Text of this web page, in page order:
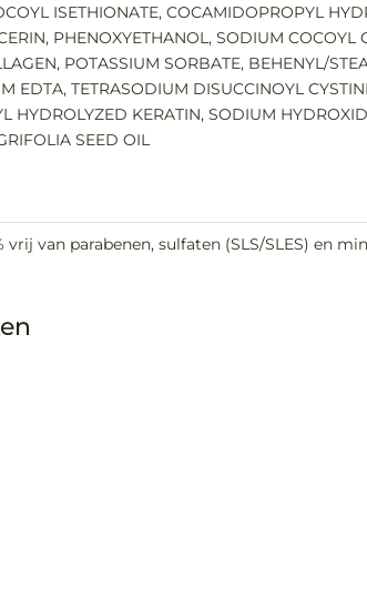
ISETHIONATE, COCAMIDOPROPYL
PHENOXYETHANOL, SODIUM
POTASSIUM SORBATE, BEHENYL/
EDTA, TETRASODIUM DISUCCINOYL
HYDROLYZED KERATIN, SODIUM
SEED OIL
van parabenen, sulfaten (SLS/SLES) en